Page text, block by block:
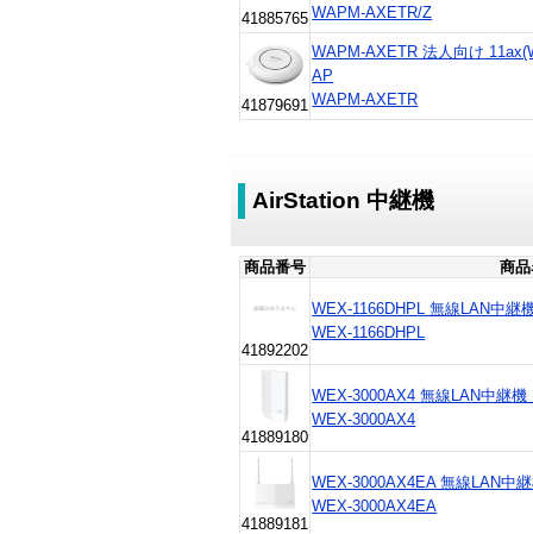
41885765 WAPM-AXETR/Z
41879691
WAPM-AXETR 法人向け
AP
WAPM-AXETR
AirStation 中継機
商品番号 商
41892202
WEX-1166DHPL 無線LAN中継
WEX-1166DHPL
41889180
WEX-3000AX4 無線LAN中継
WEX-3000AX4
41889181
WEX-3000AX4EA 無線LAN中
WEX-3000AX4EA